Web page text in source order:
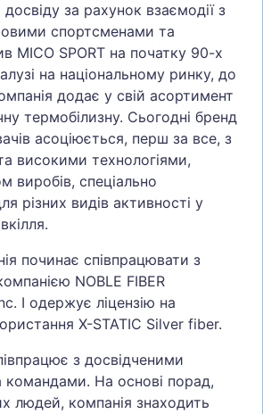
за рахунок взаємодії з
спортсменами та
MICO SPORT на початку 90-х
на національному ринку, до
додає у свій асортимент
термобілизну. Сьогодні бренд
асоціюється, перш за все, з
високими технологіями,
виробів, спеціально
різних видів активності у
починає співпрацювати з
NOBLE FIBER
І одержує ліцензію на
X-STATIC Silver fiber.
з досвідченими
На основі порад,
людей, компанія знаходить